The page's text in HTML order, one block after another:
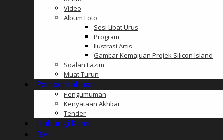
Video
Album Foto
Sesi Libat Urus
Program
Ilustrasi Artis
Gambar Kemajuan Projek Silicon Island
Soalan Lazim
Muat Turun
Pemberitahuan
Pengumuman
Kenyataan Akhbar
Tender
Hubungi Kami
BM